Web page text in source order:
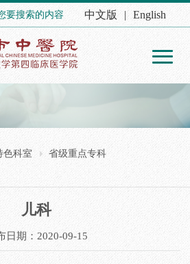
中文版 | English
色科室 省级重点专科
儿科
日期：2020-09-15